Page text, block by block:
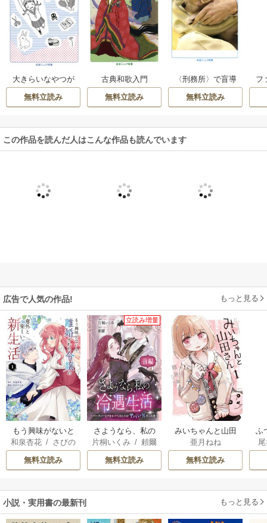
大きらいなやつが
いる君のためのリ
ベンジマニュアル
無料立読み
古典和歌入門
無料立読み
〈刑務所〉で盲導
犬を育てる
無料立読み
フ
この作品を読んだ人はこんな作品も読んでいます
広告で人気の作品! もっと見る
もう興味がないと
離婚された令嬢の
意外と楽しい新生
活
和泉杏花 / さびの
ぶち
無料立読み
立読み増量
さようなら、私の
冷遇生活 ～パーテ
ィーで声をかけて
きたのがヤバい男
片桐いくみ /頼爾
無料立読み
みいちゃんと山田
さん
亜月ねね
無料立読み
ふ
は
小説・実用書の最新刊 もっと見る